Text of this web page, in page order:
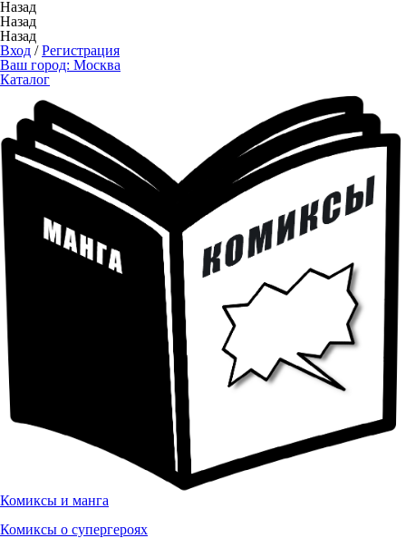
Назад
Назад
Назад
Вход /Регистрация
Ваш город: Москва
Каталог
Комиксы и манга
Комиксы о супергероях